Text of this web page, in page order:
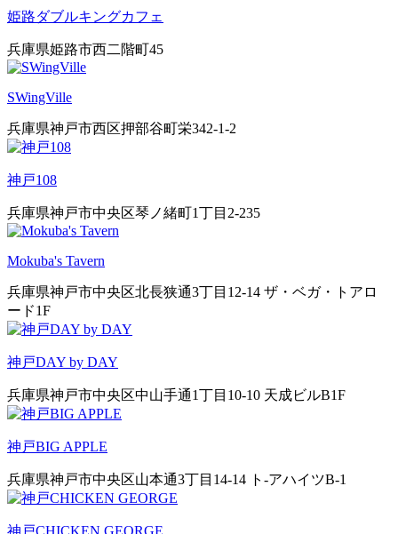
姫路ダブルキングカフェ
兵庫県姫路市西二階町45
SWingVille
兵庫県神戸市西区押部谷町栄342-1-2
神戸108
兵庫県神戸市中央区琴ノ緒町1丁目2-235
Mokuba's Tavern
兵庫県神戸市中央区北長狭通3丁目12-14 ザ・ベガ・トアロ
ード1F
神戸DAY by DAY
兵庫県神戸市中央区中山手通1丁目10-10 天成ビルB1F
神戸BIG APPLE
兵庫県神戸市中央区山本通3丁目14-14 ト-アハイツB-1
神戸CHICKEN GEORGE